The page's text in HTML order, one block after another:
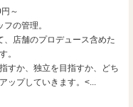
～
の管理。
、店舗のプロデュース含めた
。
すか、独立を目指すか、どち
ップしていきます。<...